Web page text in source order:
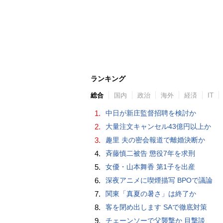
ランキング
総合 国内 政治 海外 経済 IT
1. 中日が新庄監督招聘を検討か
2. 大量注文キャンセル43億円以上か
3. 趣里 夫の密会報道で離婚決断か
4. 斉藤慎二被告 懲役7年を求刑
5. 女優・山本舞香 第1子を出産
6. 深夜アニメに喫煙描写 BPOで議論
7. 関東「真夏の暑さ」は終了か
8. 客を閉め出します SAで徹底対策
9. チェーンソーで父襲撃か 目撃談